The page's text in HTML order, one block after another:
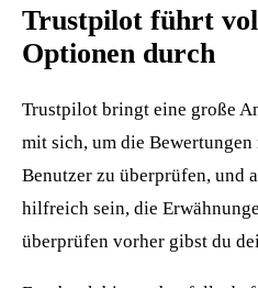
Trustpilot führt
Optionen durch
Trustpilot bringt eine große
mit sich, um die
Benutzer zu überprüfen, und
hilfreich sein, die
überprüfen vorher gibst du